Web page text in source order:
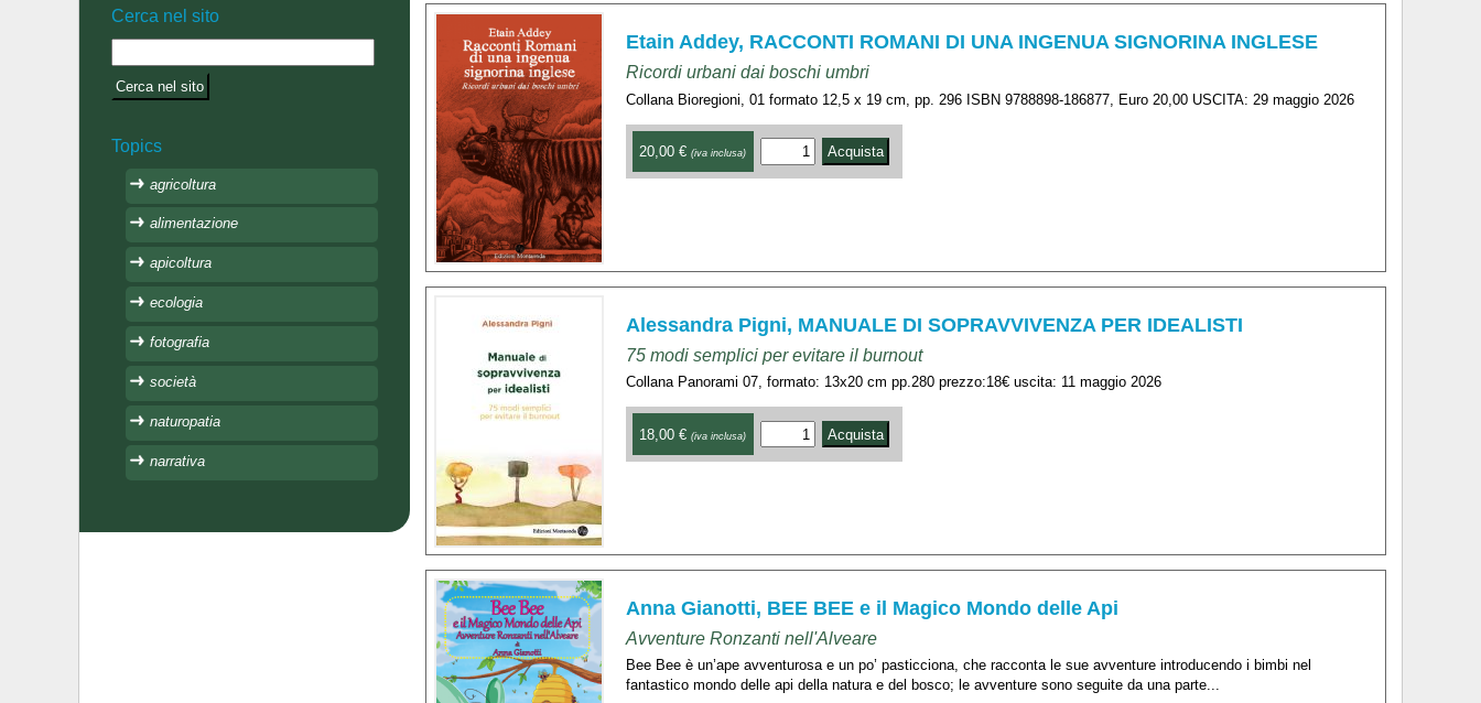
Etain Addey, RACCONTI ROMANI DI UNA INGENUA SIGNORINA INGLESE
Ricordi urbani dai boschi umbri
Collana Bioregioni, 01 formato 12,5 x 19 cm, pp. 296 ISBN 9788898-186877, Euro 20,00 USCITA: 29 maggio 2026
20,00 € (iva inclusa)
Alessandra Pigni, MANUALE DI SOPRAVVIVENZA PER IDEALISTI
75 modi semplici per evitare il burnout
Collana Panorami 07, formato: 13x20 cm pp.280 prezzo:18€ uscita: 11 maggio 2026
18,00 € (iva inclusa)
Anna Gianotti, BEE BEE e il Magico Mondo delle Api
Avventure Ronzanti nell'Alveare
Bee Bee è un’ape avventurosa e un po’ pasticciona, che racconta le sue avventure introducendo i bimbi nel
fantastico mondo delle api della natura e del bosco; le avventure sono seguite da una parte...
Cerca nel sito
Topics
agricoltura
alimentazione
apicoltura
ecologia
fotografia
società
naturopatia
narrativa